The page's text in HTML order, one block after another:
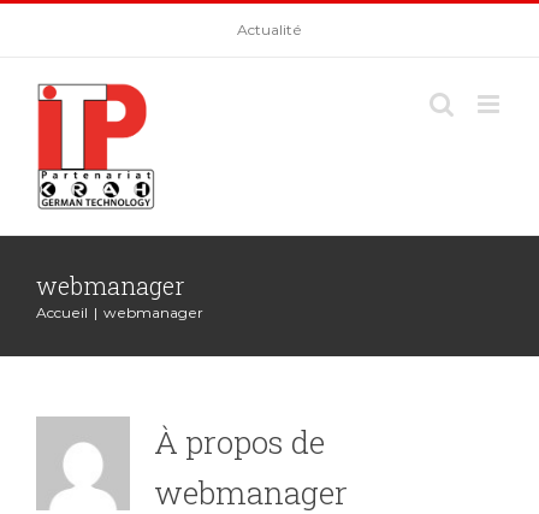
content
Actualité
webmanager
Accueil | webmanager
À propos de
webmanager